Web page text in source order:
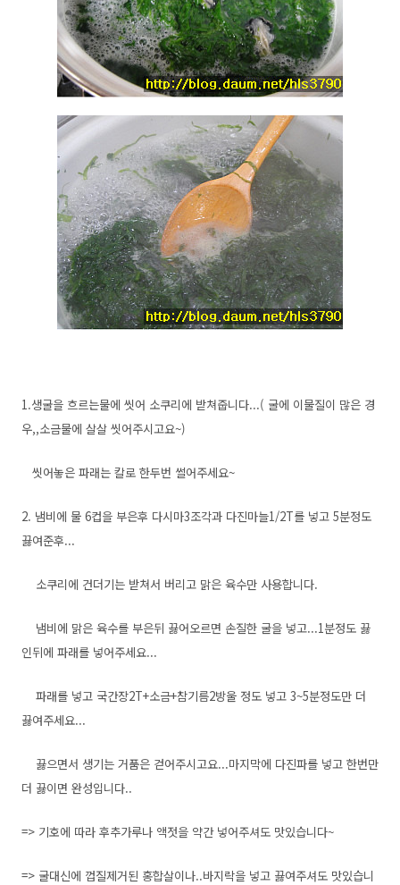
1.생굴을 흐르는물에 씻어 소쿠리에 받쳐줍니다...( 굴에 이물질이 많은 경
우,,소금물에 살살 씻어주시고요~)
씻어놓은 파래는 칼로 한두번 썰어주세요~
2. 냄비에 물 6컵을 부은후 다시마3조각과 다진마늘1/2T를 넣고 5분정도
끓여준후...
소쿠리에 건더기는 받쳐서 버리고 맑은 육수만 사용합니다.
냄비에 맑은 육수를 부은뒤 끓어오르면 손질한 굴을 넣고...1분정도 끓
인뒤에 파래를 넣어주세요...
파래를 넣고 국간장2T+소금+참기름2방울 정도 넣고 3~5분정도만 더
끓여주세요...
끓으면서 생기는 거품은 걷어주시고요...마지막에 다진파를 넣고 한번만
더 끓이면 완성입니다..
=> 기호에 따라 후추가루나 액젓을 약간 넣어주셔도 맛있습니다~
=> 굴대신에 껍질제거된 홍합살이나..바지락을 넣고 끓여주셔도 맛있습니